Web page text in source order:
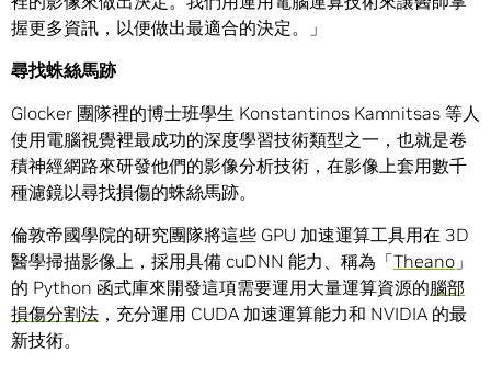
握更多資訊，以便做出最適合的決定。」
尋找蛛絲馬跡
Glocker 團隊裡的博士班學生 Konstantinos Kamnitsas 等人
使用電腦視覺裡最成功的深度學習技術類型之一，也就是卷
積神經網路來研發他們的影像分析技術，在影像上套用數千
種濾鏡以尋找損傷的蛛絲馬跡。
倫敦帝國學院的研究團隊將這些 GPU 加速運算工具用在 3D
醫學掃描影像上，採用具備 cuDNN 能力、稱為「Theano 」
的 Python 函式庫來開發這項需要運用大量運算資源的腦部
損傷分割法 ，充分運用 CUDA 加速運算能力和 NVIDIA 的最
新技術。